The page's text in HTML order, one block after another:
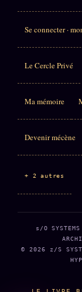
Se connecter ·
Le Cercle Privé
Ma mémoire
Devenir mécène
+ 2 autres
s/O
© 2026 z/S